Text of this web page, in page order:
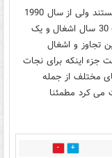
آذربایجان و ایران دو کشور خیلی نزدیک به هم هستند ولی از سال 1990
که ارمنستان 20 درصد خاک آذربایجان را به مدت 30 سال اشغال و یک
تجاوز و اشغال
جزء اینکه برای نجات
مختلف از جمله
می کرد مطمئنا
1